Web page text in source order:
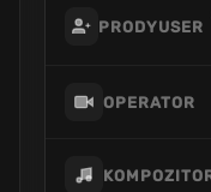
PRODYUSER
OPERATOR